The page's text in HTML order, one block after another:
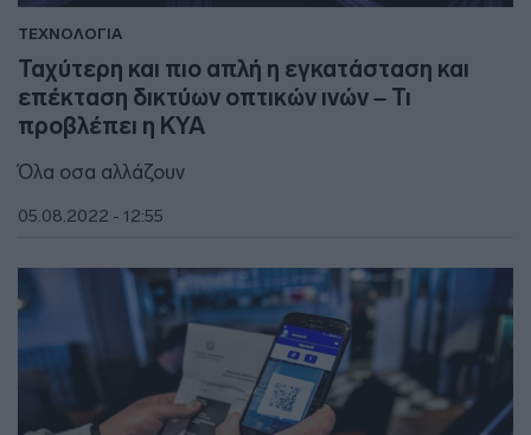
ΤΕΧΝΟΛΟΓΙΑ
Ταχύτερη και πιο απλή η εγκατάσταση και
επέκταση δικτύων οπτικών ινών – Τι
προβλέπει η ΚΥΑ
Όλα οσα αλλάζουν
05.08.2022 - 12:55